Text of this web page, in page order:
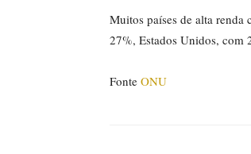
Muitos países de alta
27%, Estados Unidos, com
Fonte ONU